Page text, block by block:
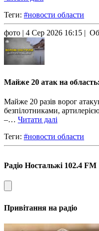
Теги: #новости области
фото | 4 Сер 2026 16:15 |
Майже 20 атак на
Майже 20 разів ворог
безпілотниками,
–… Читати далі
Теги: #новости области
Радіо Ностальжі 102.4 FM
Привітання на радіо